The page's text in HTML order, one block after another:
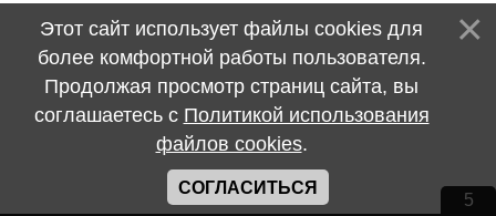
Этот сайт использует файлы cookies для
более комфортной работы пользователя.
Продолжая просмотр страниц сайта, вы
соглашаетесь с Политикой использования
файлов cookies.
СОГЛАСИТЬСЯ
5